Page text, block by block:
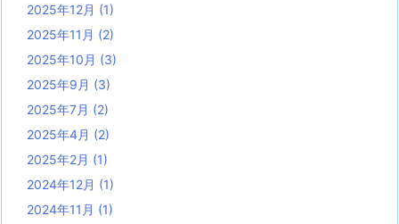
2025年12月 (1)
2025年11月 (2)
2025年10月 (3)
2025年9月 (3)
2025年7月 (2)
2025年4月 (2)
2025年2月 (1)
2024年12月 (1)
2024年11月 (1)